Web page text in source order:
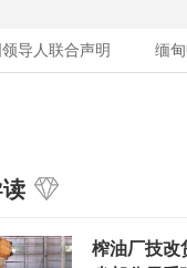
人联合声明 缅甸
榨油厂技改